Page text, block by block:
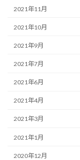
2021年11月
2021年10月
2021年9月
2021年7月
2021年6月
2021年4月
2021年3月
2021年1月
2020年12月